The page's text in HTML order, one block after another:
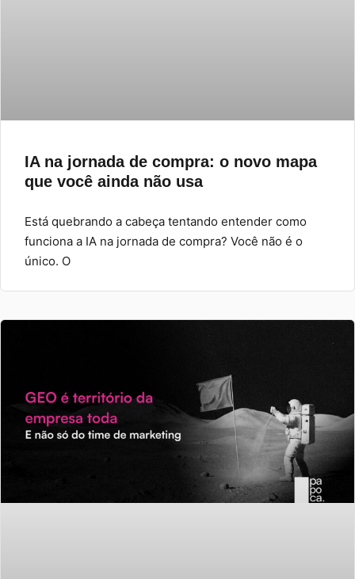
IA na jornada de compra: o novo mapa
que você ainda não usa
Está quebrando a cabeça tentando entender como
funciona a IA na jornada de compra? Você não é o
único. O